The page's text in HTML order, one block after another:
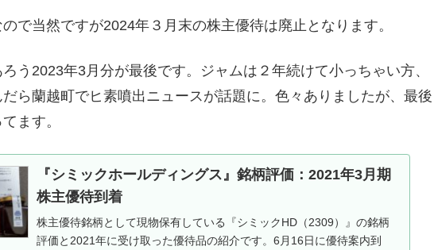
で当然ですが2024年３月末の株主優待は廃止となります。
う2023年3月分が最後です。ジャムは２年続けて小っちゃい方、
ら蘭越町でヒ素噴出ニュースが話題に。色々ありましたが、最後
ます。
『シミックホールディングス』銘柄評価：2021年3月期
株主優待到着
株主優待銘柄として現物保有している『シミックHD（2309）』の銘柄
評価と2021年に受け取った優待品の紹介です。6月16日に優待案内到